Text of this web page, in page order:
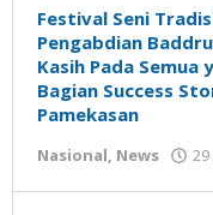
Festival Seni
Pengabdian
Kasih Pada Semua
Bagian Success
Pamekasan
Nasional, News